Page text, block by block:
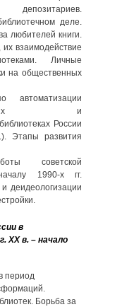
деле.
любителей книги.
взаимодействие
Личные
на общественных
автоматизации
и
России
Этапы развития
советской
1990-х гг.
деидеологизации
в
ХХ в. – начало
период
Борьба за